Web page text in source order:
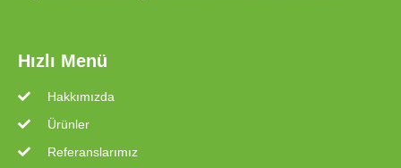
Hızlı Menü
Hakkımızda
Ürünler
Referanslarımız